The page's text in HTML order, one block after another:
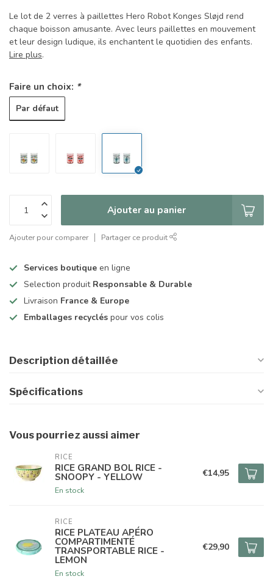
Le lot de 2 verres à paillettes Hero Robot Konges Sløjd rend
chaque boisson amusante. Avec leurs paillettes en mouvement
et leur design ludique, ils enchantent le quotidien des enfants.
Lire plus.
Faire un choix: *
Par défaut
Ajouter au panier
Ajouter pour comparer Partager ce produit
Services boutique en ligne
Selection produit Responsable & Durable
Livraison France & Europe
Emballages recyclés pour vos colis
Description détaillée
Spécifications
Vous pourriez aussi aimer
RICE
RICE GRAND BOL RICE -
SNOOPY - YELLOW
En stock
€14,95
RICE
RICE PLATEAU APÉRO
COMPARTIMENTÉ
TRANSPORTABLE RICE -
LEMON
En stock
€29,90